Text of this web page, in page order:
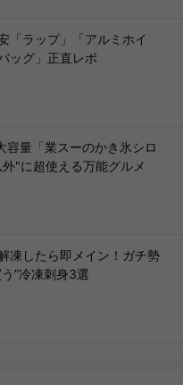
「ラップ」「アルミホイ
ッグ」正直レポ
容量「業スーのかき氷シロ
"に超使える万能グルメ
凍したら即メイン！ガチ勢
”冷凍刺身3選